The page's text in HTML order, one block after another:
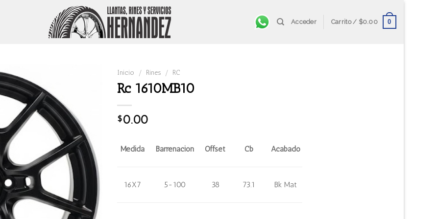
Acceder Carrito / $0.00 0
Inicio / Rines / RC
Rc 1610MB10
$0.00
Medida Barrenación Offset Cb Acabado
16X7 5-100 38 73.1 Bk Mat